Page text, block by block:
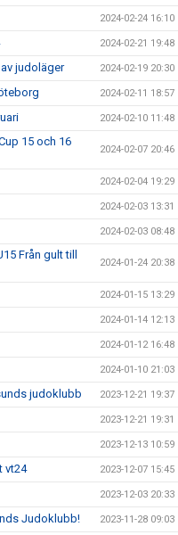
2024-02-24 16:10
2024-02-21 19:48
judoläger 2024-02-19 20:30
2024-02-11 18:57
2024-02-10 11:48
15 och 16
2024-02-07 20:46
2024-02-04 19:29
2024-02-03 13:31
2024-02-03 08:48
Från gult till
2024-01-24 20:38
2024-01-15 13:29
2024-01-14 12:13
2024-01-12 16:48
2024-01-10 21:03
judoklubb 2023-12-21 19:37
2023-12-21 19:31
2023-12-13 10:59
vt24 2023-12-07 15:45
2023-12-03 20:33
Judoklubb! 2023-11-28 09:03